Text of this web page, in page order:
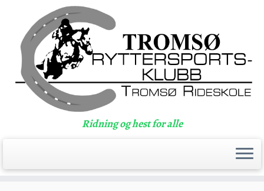
Ridning og hest for alle